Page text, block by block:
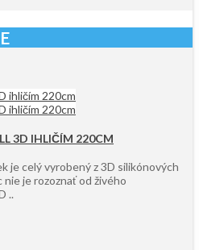
3D IHLIČÍM 220CM
je celý vyrobený z 3D silikónových
je rozoznať od živého
..